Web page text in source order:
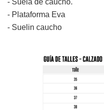
- Suela de caucho.
- Plataforma Eva
- Suelin caucho